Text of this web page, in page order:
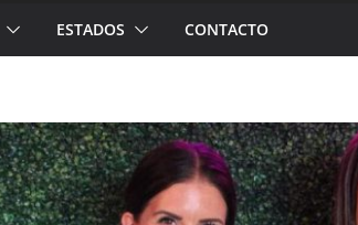
ESTADOS CONTACTO